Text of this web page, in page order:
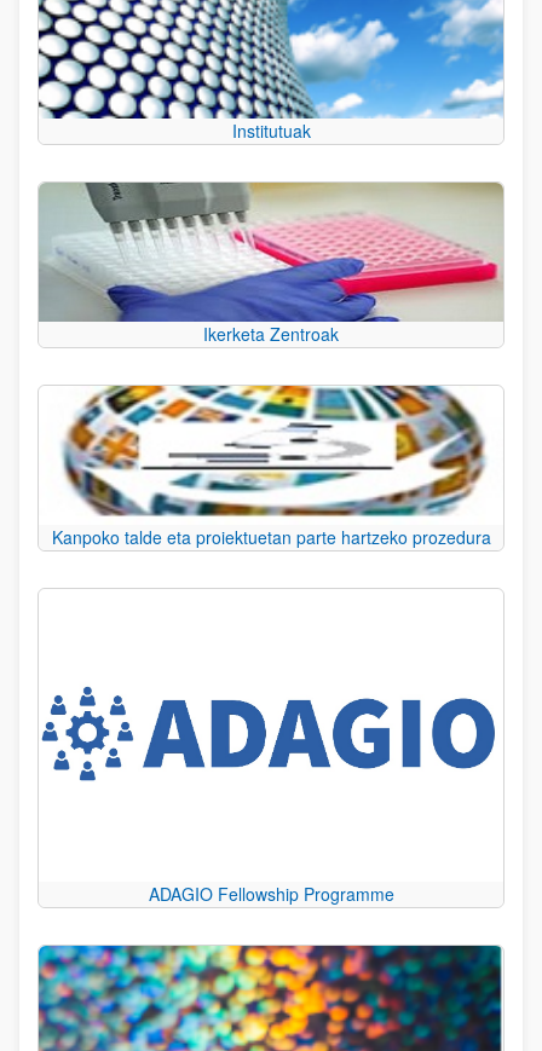
Institutuak
Ikerketa Zentroak
Kanpoko talde eta proiektuetan parte hartzeko prozedura
ADAGIO Fellowship Programme